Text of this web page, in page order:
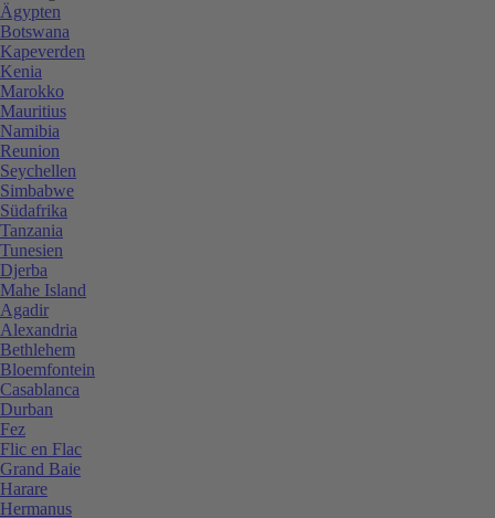
Ägypten
Botswana
Kapeverden
Kenia
Marokko
Mauritius
Namibia
Reunion
Seychellen
Simbabwe
Südafrika
Tanzania
Tunesien
Djerba
Mahe Island
Agadir
Alexandria
Bethlehem
Bloemfontein
Casablanca
Durban
Fez
Flic en Flac
Grand Baie
Harare
Hermanus